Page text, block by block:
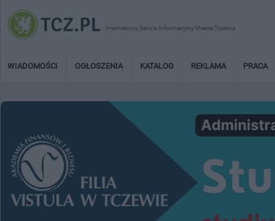
Internetowy Serwis Informacyjny Miasta Tczewa
WIADOMOŚCI OGŁOSZENIA KATALOG REKLAMA PRACA